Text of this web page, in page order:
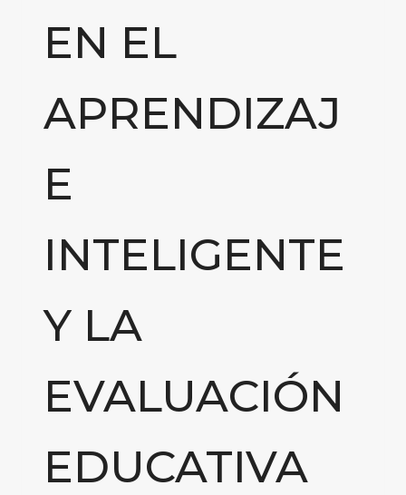
EN EL
APRENDIZAJ
E
INTELIGENTE
Y LA
EVALUACIÓN
EDUCATIVA